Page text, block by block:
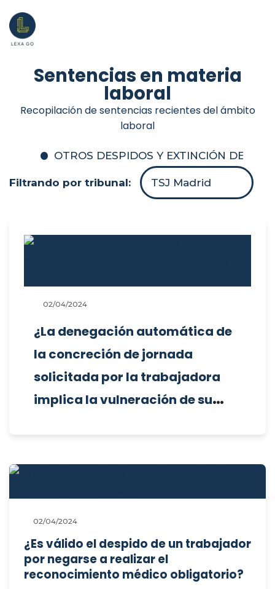
Sentencias en materia
laboral
Recopilación de sentencias recientes del ámbito
laboral
OTROS DESPIDOS Y EXTINCIÓN DEL
Filtrando por tribunal: TSJ Madrid
02/04/2024
¿La denegación automática de
la concreción de jornada
solicitada por la trabajadora
implica la vulneración de su
02/04/2024
¿Es válido el despido de un trabajador
por negarse a realizar el
reconocimiento médico obligatorio?